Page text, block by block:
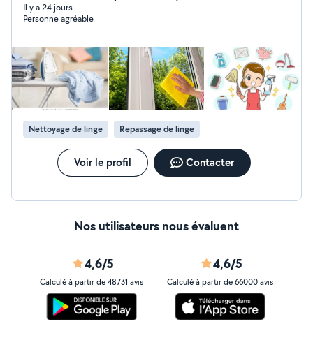
Il y a 24 jours
Personne agréable
Nettoyage de linge Repassage de linge
Voir le profil Contacter
Nos utilisateurs nous évaluent
4,6/5
Calculé à partir de 48731 avis
4,6/5
Calculé à partir de 66000 avis